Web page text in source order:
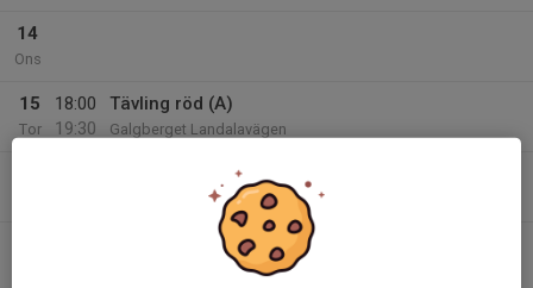
14
Ons
15
Tor
18:00
19:30
Tävling röd (A)
Galgberget Landalavägen
TTT/-intervaller CK Bure Norra
Shell Arvidstorp Falkenberg